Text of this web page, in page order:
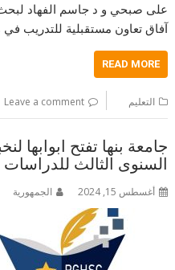
على صبحي و د جاسم الفهاد لبحث
آفاق تعاون مستقبلية للتدريب في
READ MORE
التعليم Leave a comment
جامعة بنها تفتح ابوابها
السنوى الثالث للدراسات
أغسطس 15, 2024 الجمهورية